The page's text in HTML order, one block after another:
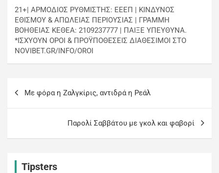
21+| ΑΡΜΟΔΙΟΣ ΡΥΘΜΙΣΤΗΣ: ΕΕΕΠ | ΚΙΝΔΥΝΟΣ
ΕΘΙΣΜΟΥ & ΑΠΩΛΕΙΑΣ ΠΕΡΙΟΥΣΙΑΣ | ΓΡΑΜΜΗ
ΒΟΗΘΕΙΑΣ ΚΕΘΕΑ: 2109237777 | ΠΑΙΞΕ ΥΠΕΥΘΥΝΑ.
*ΙΣΧΥΟΥΝ ΟΡΟΙ & ΠΡΟΫΠΟΘΕΣΕΙΣ ΔΙΑΘΕΣΙΜΟΙ ΣΤΟ
NOVIBET.GR/INFO/OROI
Με φόρα η Ζαλγκίρις, αντιδρά η Ρεάλ
Παρολί Σαββάτου με γκολ και φαβορί
Tipsters